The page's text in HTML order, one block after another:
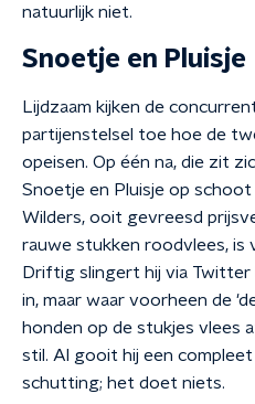
natuurlijk niet.
Snoetje en Pluisje
Lijdzaam kijken de
partijenstelsel toe hoe de
opeisen. Op één na, die zit
Snoetje en Pluisje op
Wilders, ooit gevreesd
rauwe stukken roodvlees, is
Driftig slingert hij via Twitter
in, maar waar voorheen de
honden op de stukjes vlees
stil. Al gooit hij een
schutting; het doet niets.